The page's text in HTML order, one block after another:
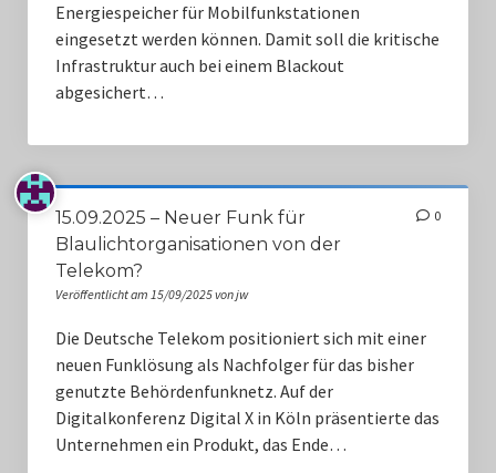
Energiespeicher für Mobilfunkstationen
eingesetzt werden können. Damit soll die kritische
Infrastruktur auch bei einem Blackout
abgesichert…
15.09.2025 – Neuer Funk für
Blaulichtorganisationen von der
Telekom?
Veröffentlicht am 15/09/2025 von jw
0
Die Deutsche Telekom positioniert sich mit einer
neuen Funklösung als Nachfolger für das bisher
genutzte Behördenfunknetz. Auf der
Digitalkonferenz Digital X in Köln präsentierte das
Unternehmen ein Produkt, das Ende…